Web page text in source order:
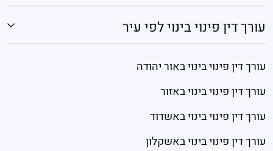
עורך דין פינוי בינוי לפי עיר
עורך דין פינוי בינוי באור יהודה
עורך דין פינוי בינוי באזור
עורך דין פינוי בינוי באשדוד
עורך דין פינוי בינוי באשקלון